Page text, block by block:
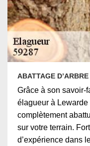
ABATTAGE
Grâce à son savoir-
élagueur à Lewarde
complètement
sur votre terrain.
d’expérience dans